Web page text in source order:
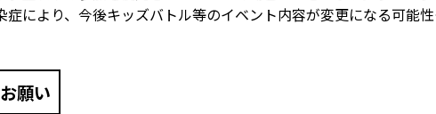
症により、今後キッズバトル等のイベント内容が変更になる可能
願い